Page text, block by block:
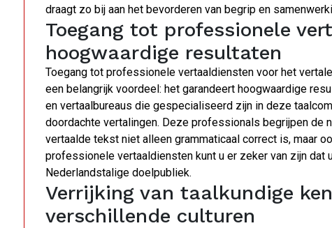
draagt zo bij aan het bevorderen van begrip en
Toegang tot professionele
hoogwaardige resultaten
Toegang tot professionele vertaaldiensten voor het
een belangrijk voordeel: het garandeert hoogwaardige
en vertaalbureaus die gespecialiseerd zijn in deze
doordachte vertalingen. Deze professionals begrijpen de
vertaalde tekst niet alleen grammaticaal correct is, maar
professionele vertaaldiensten kunt u er zeker van zijn
Nederlandstalige doelpubliek.
Verrijking van taalkundige
verschillende culturen